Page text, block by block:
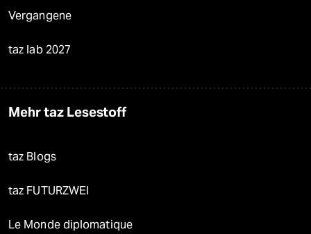
Vergangene
taz lab 2027
Mehr taz Lesestoff
taz Blogs
taz FUTURZWEI
Le Monde diplomatique